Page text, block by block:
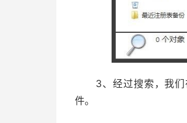
3、经过搜索，我们
件。